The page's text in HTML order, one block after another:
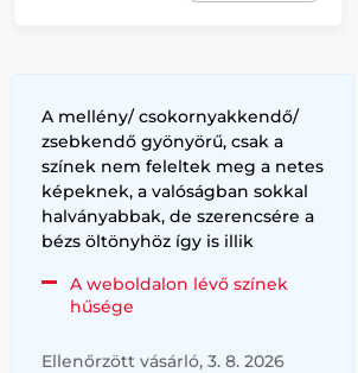
A mellény/ csokornyakkendő/
zsebkendő gyönyörű, csak a
színek nem feleltek meg a netes
képeknek, a valóságban sokkal
halványabbak, de szerencsére a
bézs öltönyhöz így is illik
A weboldalon lévő színek
hűsége
Ellenőrzött vásárló, 3. 8. 2026